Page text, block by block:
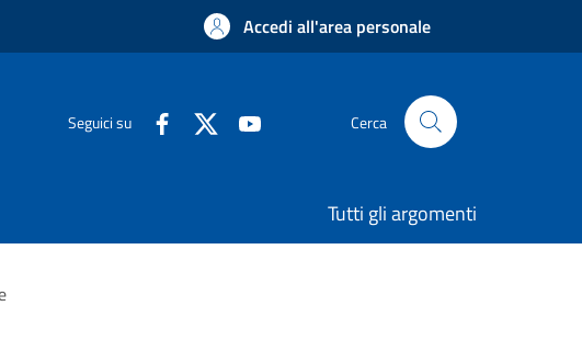
Accedi all'area personale
Seguici su Cerca
Tutti gli argomenti